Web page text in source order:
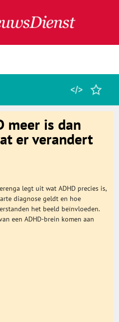
meer is dan
er verandert
legt uit wat ADHD precies is,
diagnose geldt en hoe
het beeld beïnvloeden.
een ADHD-brein komen aan